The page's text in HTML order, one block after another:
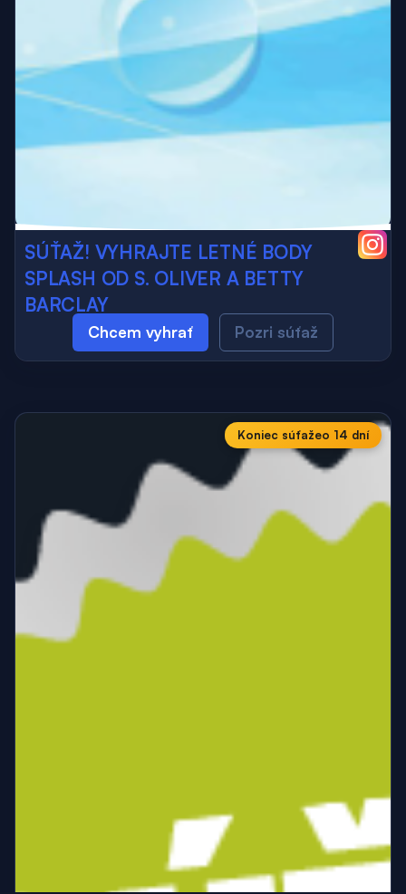
SÚŤAŽ! VYHRAJTE LETNÉ BODY
SPLASH OD S. OLIVER A BETTY
BARCLAY
Chcem vyhrať Pozri súťaž
Koniec súťažeo 14 dní